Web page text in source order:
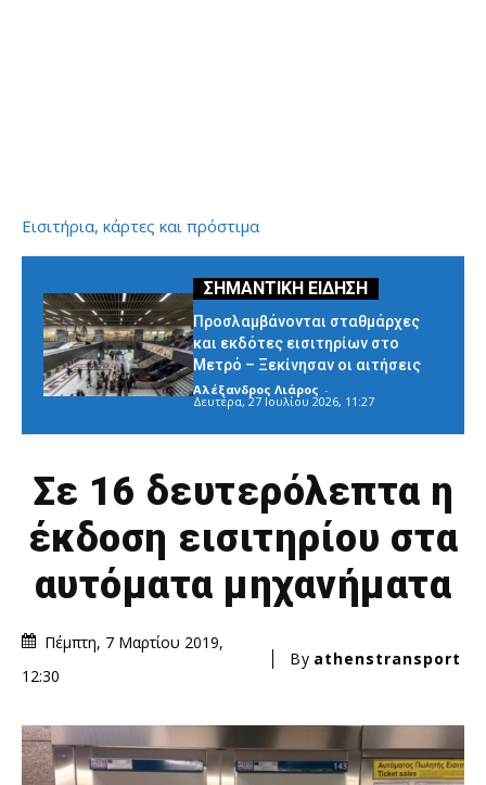
Εισιτήρια, κάρτες και πρόστιμα
Προσλαμβάνονται σταθμάρχες
και εκδότες εισιτηρίων στο
Μετρό – Ξεκίνησαν οι αιτήσεις
Αλέξανδρος Λιάρος -
Δευτέρα, 27 Ιουλίου 2026, 11:27
Σε 16 δευτερόλεπτα η
έκδοση εισιτηρίου στα
αυτόματα μηχανήματα
Πέμπτη, 7 Μαρτίου 2019,
12:30
By athenstransport